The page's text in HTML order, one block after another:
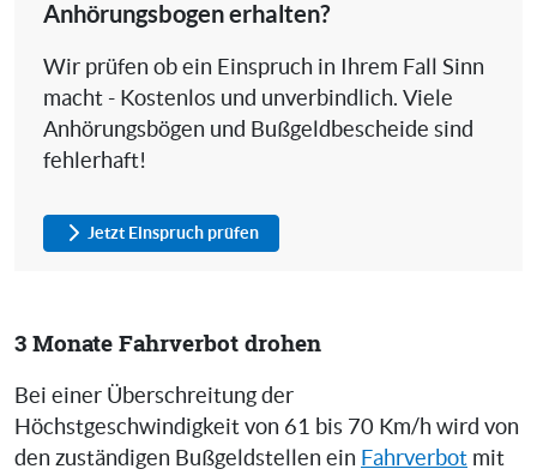
Anhörungsbogen erhalten?
Wir prüfen ob ein Einspruch in Ihrem Fall Sinn
macht - Kostenlos und unverbindlich. Viele
Anhörungsbögen und Bußgeldbescheide sind
fehlerhaft!
Jetzt Einspruch prüfen
3 Monate Fahrverbot drohen
Bei einer Überschreitung der
Höchstgeschwindigkeit von 61 bis 70 Km/h wird von
den zuständigen Bußgeldstellen ein Fahrverbot mit